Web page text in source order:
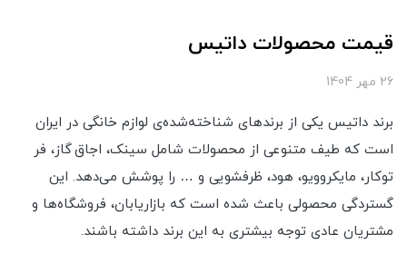
قیمت محصولات داتیس
26 مهر 1404
برند داتیس یکی از برندهای شناخته‌شده‌ی لوازم خانگی در ایران
است که طیف متنوعی از محصولات شامل سینک، اجاق گاز، فر
توکار، مایکروویو، هود، ظرفشویی و … را پوشش می‌دهد. این
گستردگی محصولی باعث شده است که بازاریابان، فروشگاه‌ها و
مشتریان عادی توجه بیشتری به این برند داشته باشند.